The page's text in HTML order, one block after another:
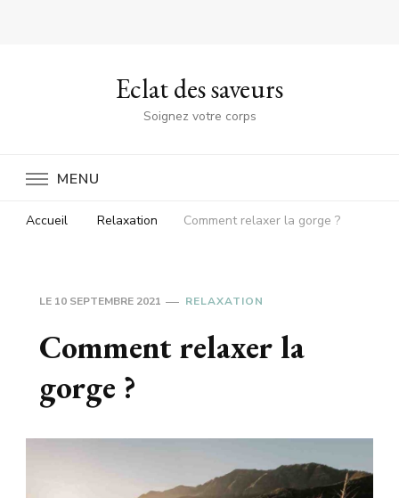
Eclat des saveurs
Soignez votre corps
MENU
Accueil Relaxation Comment relaxer la gorge ?
LE 10 SEPTEMBRE 2021 RELAXATION
Comment relaxer la
gorge ?